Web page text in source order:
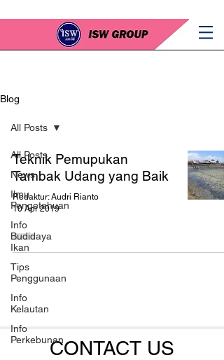
Blog
All Posts
News
Ilmu
Pengetahuan
Info
Budidaya
Ikan
Tips
Penggunaan
Info
Kelautan
Info
Perkebunan
All Posts
Teknik Pemupukan
Tambak Udang yang Baik
Redaktur: Audri Rianto
10 Apr 2019
CONTACT US